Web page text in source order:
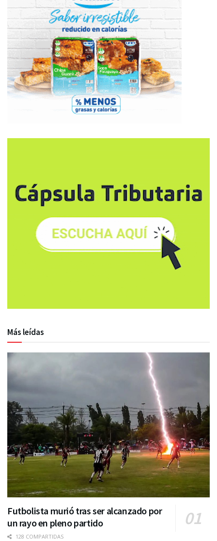
Más leídas
Futbolista murió tras ser alcanzado por
un rayo en pleno partido
128 COMPARTIDAS